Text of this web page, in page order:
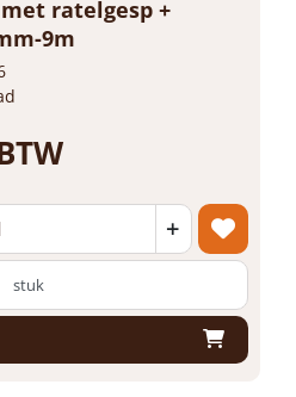
ratelgesp +
9m
+
stuk